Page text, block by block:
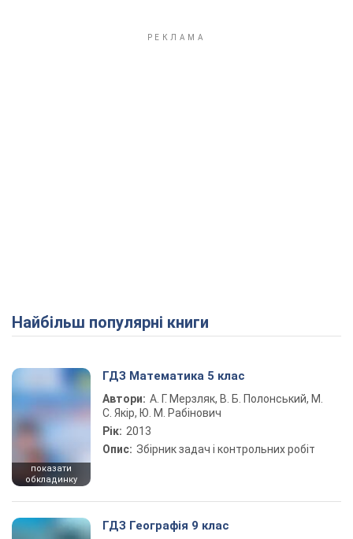
Найбільш популярні книги
показати
обкладинку
ГДЗ Математика 5 клас
Автори: А. Г. Мерзляк, В. Б. Полонський, М.
С. Якір, Ю. М. Рабінович
Рік: 2013
Опис: Збірник задач і контрольних робіт
ГДЗ Географія 9 клас